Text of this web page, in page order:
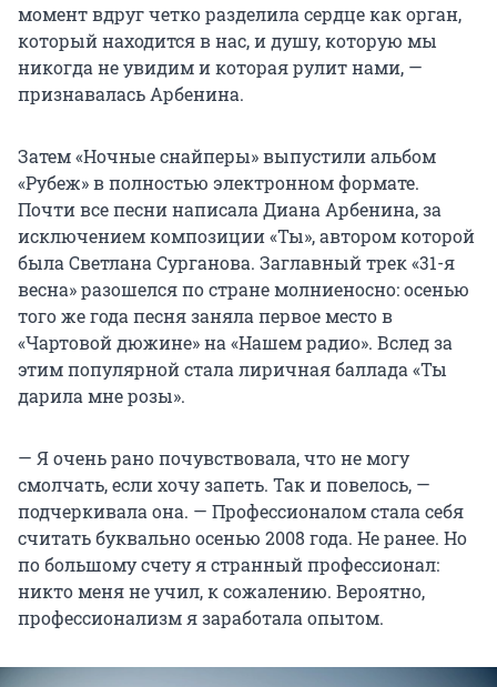
момент вдруг четко разделила сердце как орган,
который находится в нас, и душу, которую мы
никогда не увидим и которая рулит нами, —
признавалась Арбенина.
Затем «Ночные снайперы» выпустили альбом
«Рубеж» в полностью электронном формате.
Почти все песни написала Диана Арбенина, за
исключением композиции «Ты», автором которой
была Светлана Сурганова. Заглавный трек «31-я
весна» разошелся по стране молниеносно: осенью
того же года песня заняла первое место в
«Чартовой дюжине» на «Нашем радио». Вслед за
этим популярной стала лиричная баллада «Ты
дарила мне розы».
— Я очень рано почувствовала, что не могу
смолчать, если хочу запеть. Так и повелось, —
подчеркивала она. — Профессионалом стала себя
считать буквально осенью 2008 года. Не ранее. Но
по большому счету я странный профессионал:
никто меня не учил, к сожалению. Вероятно,
профессионализм я заработала опытом.